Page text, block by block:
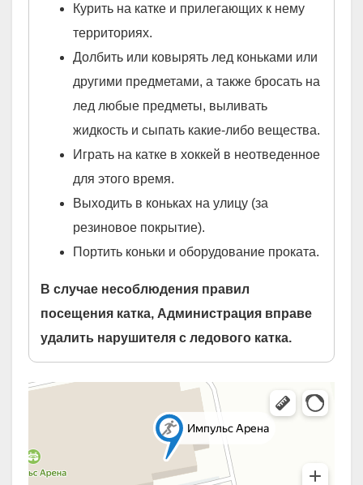
Курить на катке и прилегающих к нему
территориях.
Долбить или ковырять лед коньками или
другими предметами, а также бросать на
лед любые предметы, выливать
жидкость и сыпать какие-либо вещества.
Играть на катке в хоккей в неотведенное
для этого время.
Выходить в коньках на улицу (за
резиновое покрытие).
Портить коньки и оборудование проката.
В случае несоблюдения правил
посещения катка, Администрация вправе
удалить нарушителя с ледового катка.